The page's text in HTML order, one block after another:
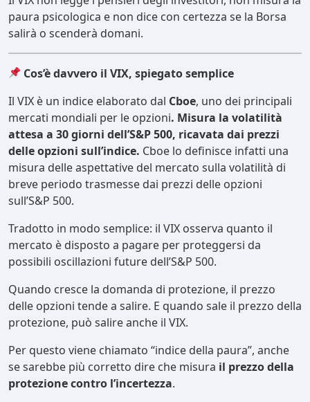
paura psicologica e non dice con certezza se la Borsa
salirà o scenderà domani.
Cos’è davvero il VIX, spiegato semplice
Il VIX è un indice elaborato dal Cboe, uno dei principali
mercati mondiali per le opzioni. Misura la volatilità
attesa a 30 giorni dell’S&P 500, ricavata dai prezzi
delle opzioni sull’indice. Cboe lo definisce infatti una
misura delle aspettative del mercato sulla volatilità di
breve periodo trasmesse dai prezzi delle opzioni
sull’S&P 500.
Tradotto in modo semplice: il VIX osserva quanto il
mercato è disposto a pagare per proteggersi da
possibili oscillazioni future dell’S&P 500.
Quando cresce la domanda di protezione, il prezzo
delle opzioni tende a salire. E quando sale il prezzo della
protezione, può salire anche il VIX.
Per questo viene chiamato “indice della paura”, anche
se sarebbe più corretto dire che misura il prezzo della
protezione contro l’incertezza.